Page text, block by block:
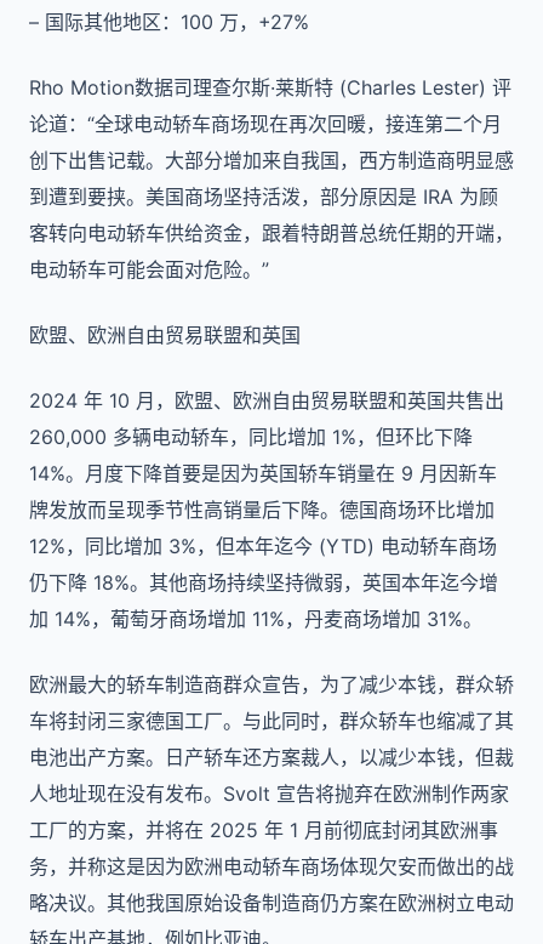
– 国际其他地区：100 万，+27%
Rho Motion数据司理查尔斯·莱斯特 (Charles Lester) 评
论道：“全球电动轿车商场现在再次回暖，接连第二个月
创下出售记载。大部分增加来自我国，西方制造商明显感
到遭到要挟。美国商场坚持活泼，部分原因是 IRA 为顾
客转向电动轿车供给资金，跟着特朗普总统任期的开端，
电动轿车可能会面对危险。”
欧盟、欧洲自由贸易联盟和英国
2024 年 10 月，欧盟、欧洲自由贸易联盟和英国共售出
260,000 多辆电动轿车，同比增加 1%，但环比下降
14%。月度下降首要是因为英国轿车销量在 9 月因新车
牌发放而呈现季节性高销量后下降。德国商场环比增加
12%，同比增加 3%，但本年迄今 (YTD) 电动轿车商场
仍下降 18%。其他商场持续坚持微弱，英国本年迄今增
加 14%，葡萄牙商场增加 11%，丹麦商场增加 31%。
欧洲最大的轿车制造商群众宣告，为了减少本钱，群众轿
车将封闭三家德国工厂。与此同时，群众轿车也缩减了其
电池出产方案。日产轿车还方案裁人，以减少本钱，但裁
人地址现在没有发布。Svolt 宣告将抛弃在欧洲制作两家
工厂的方案，并将在 2025 年 1 月前彻底封闭其欧洲事
务，并称这是因为欧洲电动轿车商场体现欠安而做出的战
略决议。其他我国原始设备制造商仍方案在欧洲树立电动
轿车出产基地，例如比亚迪。